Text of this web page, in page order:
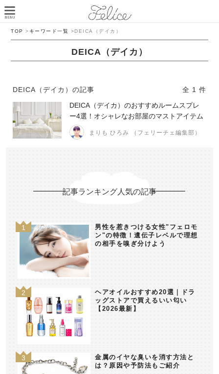
TOP > キーワード一覧 >DEICA（デイカ）
DEICA（デイカ）
DEICA（デイカ）の記事
全 1 件
DEICA（デイカ）のおすすめルームスプレ
ー4選！オシャレなお部屋のマストアイテム
まりも ひろみ （フェリーチェ編集部）
記事ランキング人気の記事
男性を惹きつける女性"フェロモ
ン"の特徴！遺伝子レベルで理想
の相手を嗅ぎ分けよう
ヘアオイルおすすめ20選｜ドラ
ッグストアで買えるいい匂い
【2026最新】
金属のイヤな臭いを消す方法と
は？原因や予防法もご紹介